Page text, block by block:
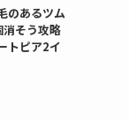
のあるツム
そう攻略
トピア2イ